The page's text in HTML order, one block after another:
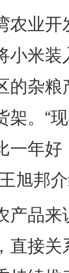
业开
小米
的杂
架。“
一年
旭邦
品来
直接